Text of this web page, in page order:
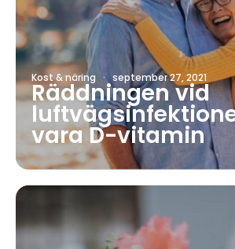
Kost & näring · september 27, 2021
Räddningen vid
vara D-vitamin